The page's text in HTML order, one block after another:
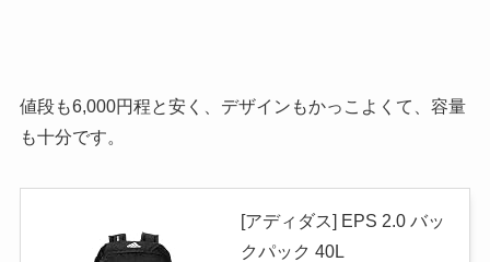
値段も6,000円程と安く、デザインもかっこよくて、容量
も十分です。
[アディダス] EPS 2.0 バッ
クパック 40L